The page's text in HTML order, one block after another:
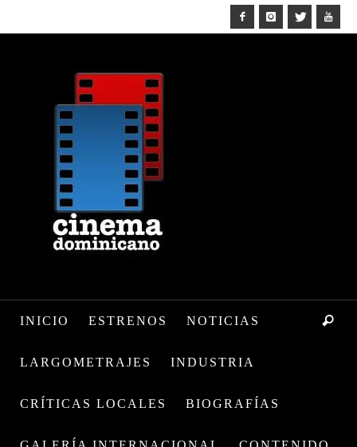
INICIO ESTRENOS NOTICIAS
LARGOMETRAJES INDUSTRIA
CRÍTICAS LOCALES BIOGRAFÍAS